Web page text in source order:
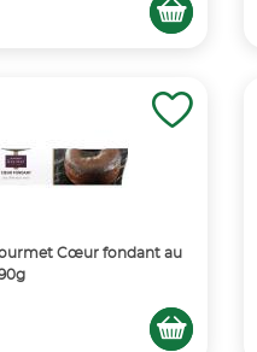
Cœur fondant au